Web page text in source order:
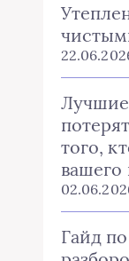
Лучшие
того,
вашего
Гайд